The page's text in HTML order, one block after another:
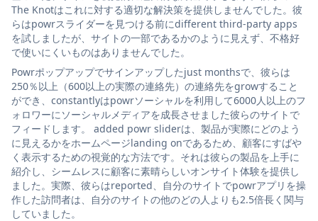
The Knotはこれに対する適切な解決策を提供しませんでした。彼
らはpowrスライダーを見つける前にdifferent third-party apps
を試しましたが、サイトの一部であるかのように見えず、不格好
で使いにくいものはありませんでした。
Powrポップアップでサインアップしたjust monthsで、彼らは
250％以上（600以上の実際の連絡先）の連絡先をgrowすること
ができ、constantlyはpowrソーシャルを利用して6000人以上のフ
ォロワーにソーシャルメディアを成長させました彼らのサイトで
フィードします。 added powr sliderは、製品が実際にどのよう
に見えるかをホームページlanding onであるため、顧客にすばや
く表示するための視覚的な方法です。それは彼らの製品を上手に
紹介し、シームレスに顧客に素晴らしいオンサイト体験を提供し
ました。実際、彼らはreported、自分のサイトでpowrアプリを操
作した訪問者は、自分のサイトの他のどの人よりも2.5倍長く関与
していました。